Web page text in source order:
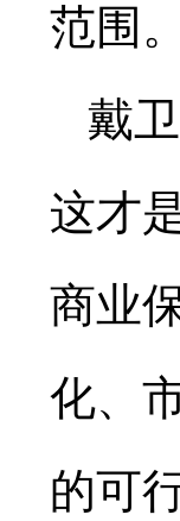
范围。
戴
这才
商业
化、
的可